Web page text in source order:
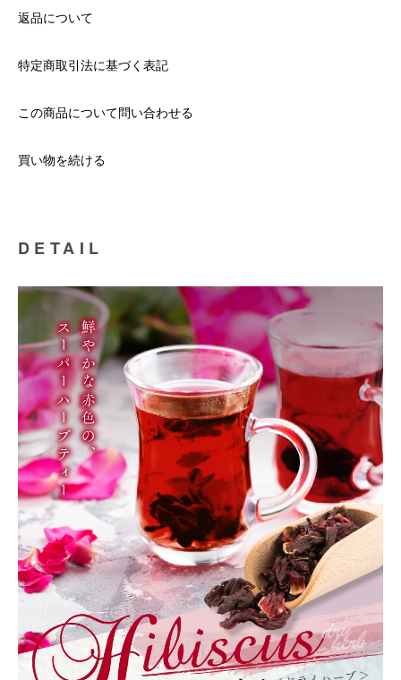
返品について
特定商取引法に基づく表記
この商品について問い合わせる
買い物を続ける
DETAIL